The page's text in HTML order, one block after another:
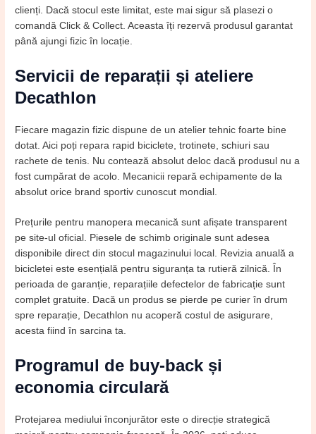
clienți. Dacă stocul este limitat, este mai sigur să plasezi o
comandă Click & Collect. Aceasta îți rezervă produsul garantat
până ajungi fizic în locație.
Servicii de reparații și ateliere
Decathlon
Fiecare magazin fizic dispune de un atelier tehnic foarte bine
dotat. Aici poți repara rapid biciclete, trotinete, schiuri sau
rachete de tenis. Nu contează absolut deloc dacă produsul nu a
fost cumpărat de acolo. Mecanicii repară echipamente de la
absolut orice brand sportiv cunoscut mondial.
Prețurile pentru manopera mecanică sunt afișate transparent
pe site-ul oficial. Piesele de schimb originale sunt adesea
disponibile direct din stocul magazinului local. Revizia anuală a
bicicletei este esențială pentru siguranța ta rutieră zilnică. În
perioada de garanție, reparațiile defectelor de fabricație sunt
complet gratuite. Dacă un produs se pierde pe curier în drum
spre reparație, Decathlon nu acoperă costul de asigurare,
acesta fiind în sarcina ta.
Programul de buy-back și
economia circulară
Protejarea mediului înconjurător este o direcție strategică